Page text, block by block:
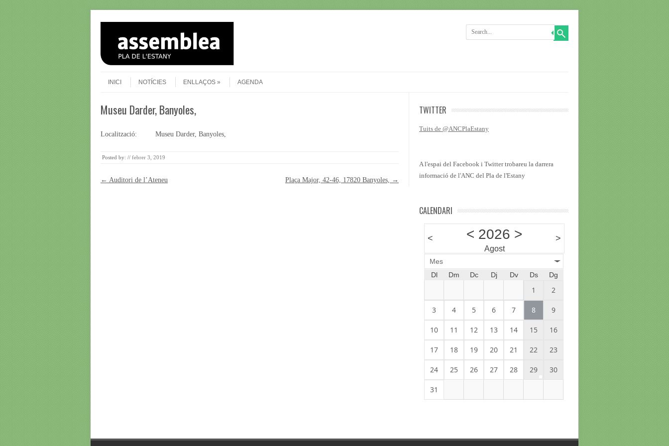
Menu
INICI
NOTÍCIES ENLLAÇOS AGENDA
Museu Darder, Banyoles,
Localització: Museu Darder, Banyoles,
Posted by: // febrer 3, 2019
Post navigation
← Auditori de l’Ateneu Plaça Major, 42-46, 17820 Banyoles, →
TWITTER
Tuits de @ANCPlaEstany
A l'espai del Facebook i Twitter trobareu la darrera
informació de l'ANC del Pla de l'Estany
CALENDARI
< < 2026 >
Agost
>
Mes
Dl
Dm Dc Dj Dv Ds Dg
1 2
3 4 5 6 7 8 9
10 11 12 13 14 15 16
17 18 19 20 21 22 23
24 25 26 27 28 29 30
31